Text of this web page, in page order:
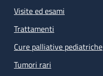
Visite ed esami
Trattamenti
Cure palliative pediatriche
Tumori rari